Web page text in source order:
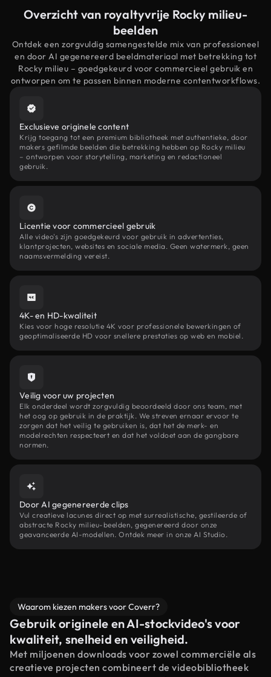
Overzicht van royaltyvrije Rocky milieu-
beelden
Ontdek een zorgvuldig samengestelde mix van professioneel
en door AI gegenereerd beeldmateriaal met betrekking tot
Rocky milieu – goedgekeurd voor commercieel gebruik en
ontworpen om te passen binnen moderne contentworkflows.
Exclusieve originele content
Krijg toegang tot een premium bibliotheek met authentieke, door
makers gefilmde beelden die betrekking hebben op Rocky milieu
– ontworpen voor storytelling, marketing en redactioneel
gebruik.
Licentie voor commercieel gebruik
Alle video's zijn goedgekeurd voor gebruik in advertenties,
klantprojecten, websites en sociale media. Geen watermerk, geen
naamsvermelding vereist.
4K- en HD-kwaliteit
Kies voor hoge resolutie 4K voor professionele bewerkingen of
geoptimaliseerde HD voor snellere prestaties op web en mobiel.
Veilig voor uw projecten
Elk onderdeel wordt zorgvuldig beoordeeld door ons team, met
het oog op gebruik in de praktijk. We streven ernaar ervoor te
zorgen dat het veilig te gebruiken is, dat het de merk- en
modelrechten respecteert en dat het voldoet aan de gangbare
normen.
Door AI gegenereerde clips
Vul creatieve lacunes direct op met surrealistische, gestileerde of
abstracte Rocky milieu-beelden, gegenereerd door onze
geavanceerde AI-modellen. Ontdek meer in onze AI Studio.
Waarom kiezen makers voor Coverr?
Gebruik originele en AI-stockvideo's voor
kwaliteit, snelheid en veiligheid.
Met miljoenen downloads voor zowel commerciële als
creatieve projecten combineert de videobibliotheek